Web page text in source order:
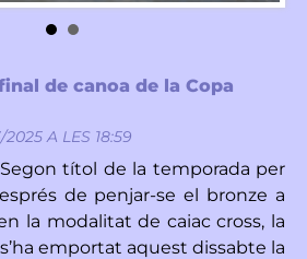
de canoa de la Copa
2025 A LES 18:59
Segon títol de la temporada per
de penjar-se el bronze a
en la modalitat de caiac cross, la
emportat aquest dissabte la